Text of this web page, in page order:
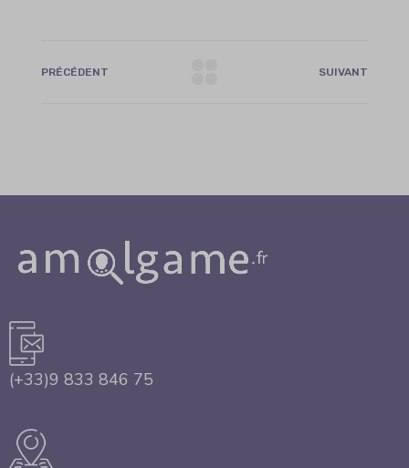
PRÉCÉDENT SUIVANT
(+33)9 833 846 75